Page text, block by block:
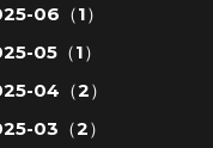
06（1）
05（1）
04（2）
03（2）